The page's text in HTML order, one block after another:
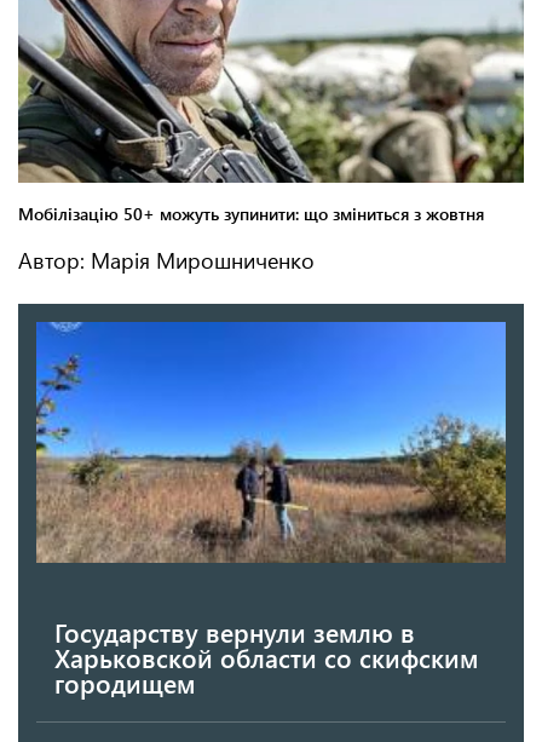
Автор: Марія Мирошниченко
Государству вернули землю в
Харьковской области со скифским
городищем